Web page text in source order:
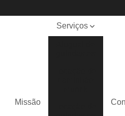
Missão
Serviços